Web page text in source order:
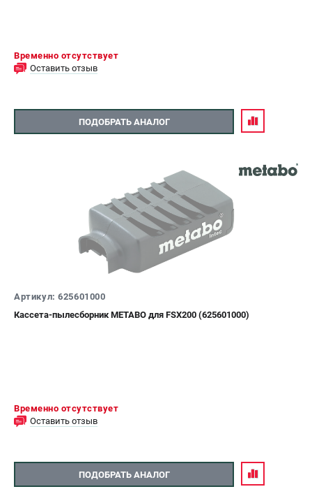
Временно отсутствует
Оставить отзыв
ПОДОБРАТЬ АНАЛОГ
Артикул: 625601000
Кассета-пылесборник METABO для FSX200 (625601000)
Временно отсутствует
Оставить отзыв
ПОДОБРАТЬ АНАЛОГ